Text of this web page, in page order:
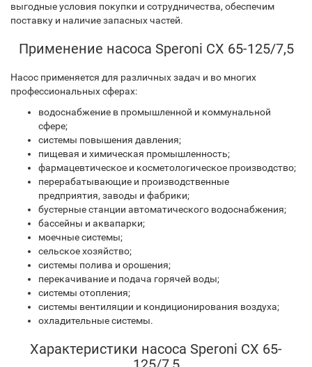
выгодные условия покупки и сотрудничества, обеспечим
поставку и наличие запасных частей.
Применение насоса Speroni CX 65-125/7,5
Насос применяется для различных задач и во многих
профессиональных сферах:
водоснабжение в промышленной и коммунальной
сфере;
системы повышения давления;
пищевая и химическая промышленность;
фармацевтическое и косметологическое производство;
перерабатывающие и производственные
предприятия, заводы и фабрики;
бустерные станции автоматического водоснабжения;
бассейны и аквапарки;
моечные системы;
сельское хозяйство;
системы полива и орошения;
перекачивание и подача горячей воды;
системы отопления;
системы вентиляции и кондиционирования воздуха;
охладительные системы.
Характеристики насоса Speroni CX 65-